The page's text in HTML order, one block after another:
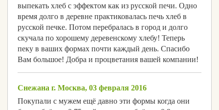
выпекать хлеб с эффектом как из русской печи. Одно
время долго в деревне практиковалась печь хлеб в
русской печке. Потом перебралась в город и долго
скучала по хорошему деревенскому хлебу! Теперь
пеку в ваших формах почти каждый день. Спасибо
Вам большое! Добра и процветания вашей компании!
Снежана г. Москва, 03 февраля 2016
Покупали с мужем ещё давно эти формы когда они